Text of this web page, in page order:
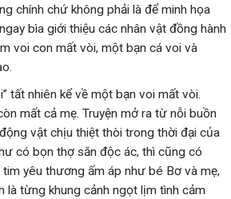
chính chứ không phải là để minh họa
bìa giới thiệu các nhân vật đồng hành
voi con mất vòi, một bạn cá voi và
tất nhiên kể về một bạn voi mất vòi.
mất cả mẹ. Truyện mở ra từ nỗi buồn
vật chịu thiệt thòi trong thời đại của
có bọn thợ săn độc ác, thì cũng có
yêu thương ấm áp như bé Bơ và mẹ,
là từng khung cảnh ngọt lịm tình cảm